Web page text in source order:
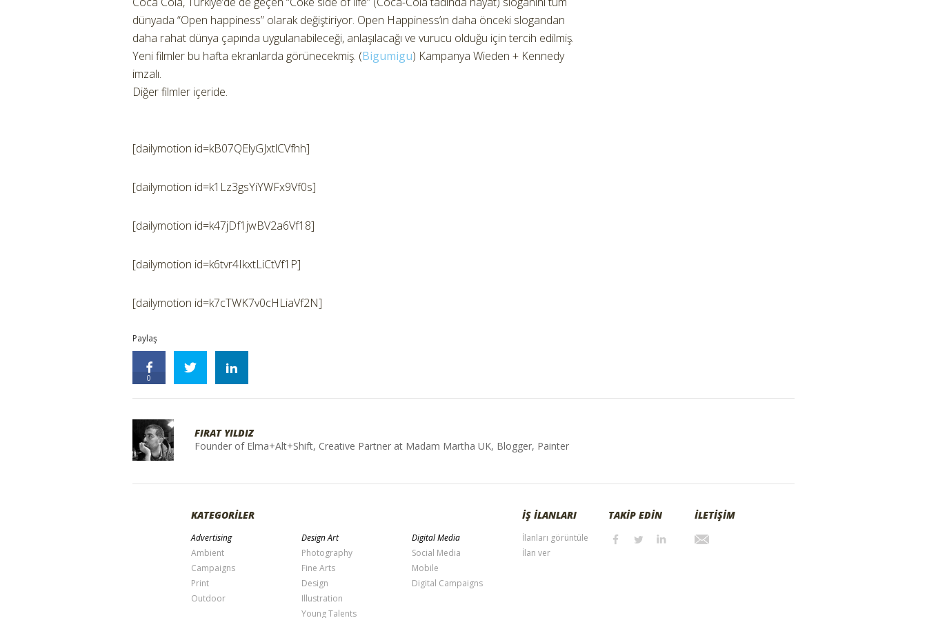
dünyada “Open happiness” olarak değiştiriyor. Open Happiness’ın daha önceki slogandan
daha rahat dünya çapında uygulanabileceği, anlaşılacağı ve vurucu olduğu için tercih edilmiş.
Yeni filmler bu hafta ekranlarda görünecekmiş. (Bigumigu) Kampanya Wieden + Kennedy
imzalı.
Diğer filmler içeride.
[dailymotion id=kB07QElyGJxtlCVfhh]
[dailymotion id=k1Lz3gsYiYWFx9Vf0s]
[dailymotion id=k47jDf1jwBV2a6Vf18]
[dailymotion id=k6tvr4IkxtLiCtVf1P]
[dailymotion id=k7cTWK7v0cHLiaVf2N]
Paylaş
0
FIRAT YILDIZ
Founder of Elma+Alt+Shift, Creative Partner at Madam Martha UK, Blogger, Painter
KATEGORİLER
Advertising
Ambient
Campaigns
Print
Outdoor
Design Art
Photography
Fine Arts
Design
Illustration
Young Talents
Digital Media
Social Media
Mobile
Digital Campaigns
İŞ İLANLARI
İlanları görüntüle
İlan ver
TAKİP EDİN İLETİŞİM